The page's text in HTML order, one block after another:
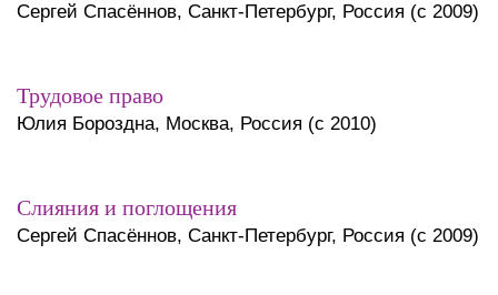
Сергей Спасённов, Санкт-Петербург, Россия (с 2009)
Трудовое право
Юлия Бороздна, Москва, Россия (с 2010)
Слияния и поглощения
Сергей Спасённов, Санкт-Петербург, Россия (с 2009)